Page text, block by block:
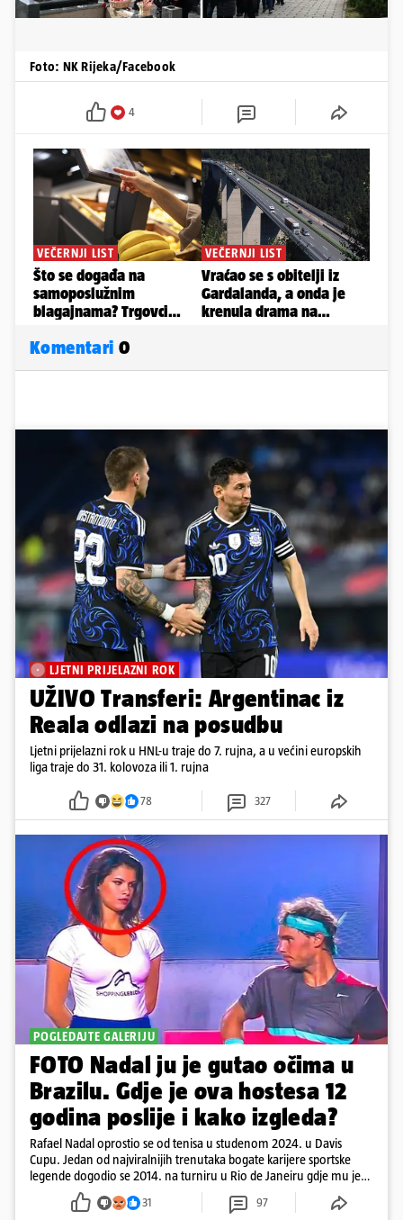
Foto: NK Rijeka/Facebook
4
Komentari 0
LJETNI PRIJELAZNI ROK
UŽIVO Transferi: Argentinac iz
Reala odlazi na posudbu
Ljetni prijelazni rok u HNL-u traje do 7. rujna, a u većini europskih
liga traje do 31. kolovoza ili 1. rujna
78 327
POGLEDAJTE GALERIJU
FOTO Nadal ju je gutao očima u
Brazilu. Gdje je ova hostesa 12
godina poslije i kako izgleda?
Rafael Nadal oprostio se od tenisa u studenom 2024. u Davis
Cupu. Jedan od najviralnijih trenutaka bogate karijere sportske
legende dogodio se 2014. na turniru u Rio de Janeiru gdje mu je
pažnju odvlačila ljepotica iza klupe
31 97